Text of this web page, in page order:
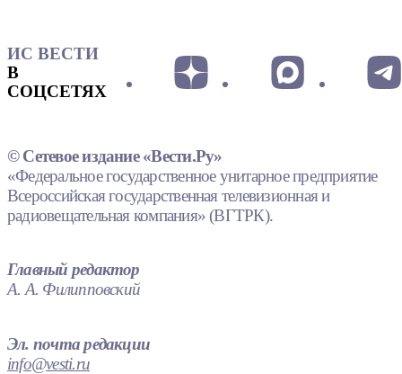
ИС ВЕСТИ
В
СОЦСЕТЯХ
© Сетевое издание «Вести.Ру»
«Федеральное государственное унитарное предприятие
Всероссийская государственная телевизионная и
радиовещательная компания» (ВГТРК).
Главный редактор
А. А. Филипповский
Эл. почта редакции
info@vesti.ru